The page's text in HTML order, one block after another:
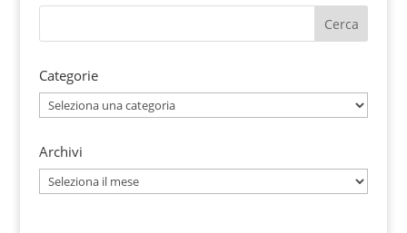
Categorie
Categorie
Archivi
Archivi